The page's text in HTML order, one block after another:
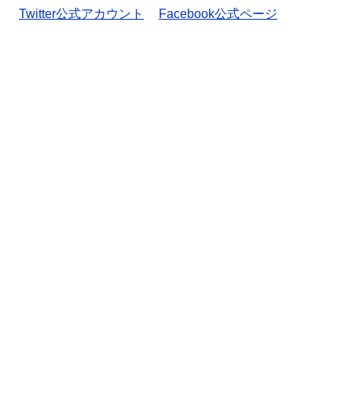
Twitter公式アカウント
Facebook公式ページ